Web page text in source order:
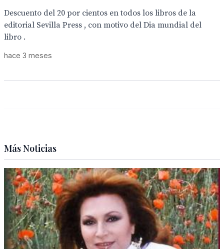
Descuento del 20 por cientos en todos los libros de la
editorial Sevilla Press , con motivo del Dia mundial del
libro .
hace 3 meses
Más Noticias